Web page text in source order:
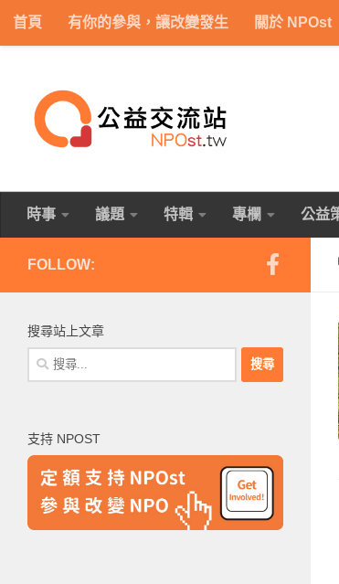
Skip to content
首頁 有你的參與，讓改變發生 關於 NPOst
時事 議題 特輯 專欄 公益
FOLLOW:
搜尋站上文章
搜
尋
字:
支持 NPOST